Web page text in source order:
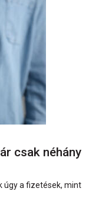
csak néhány
úgy a fizetések, mint